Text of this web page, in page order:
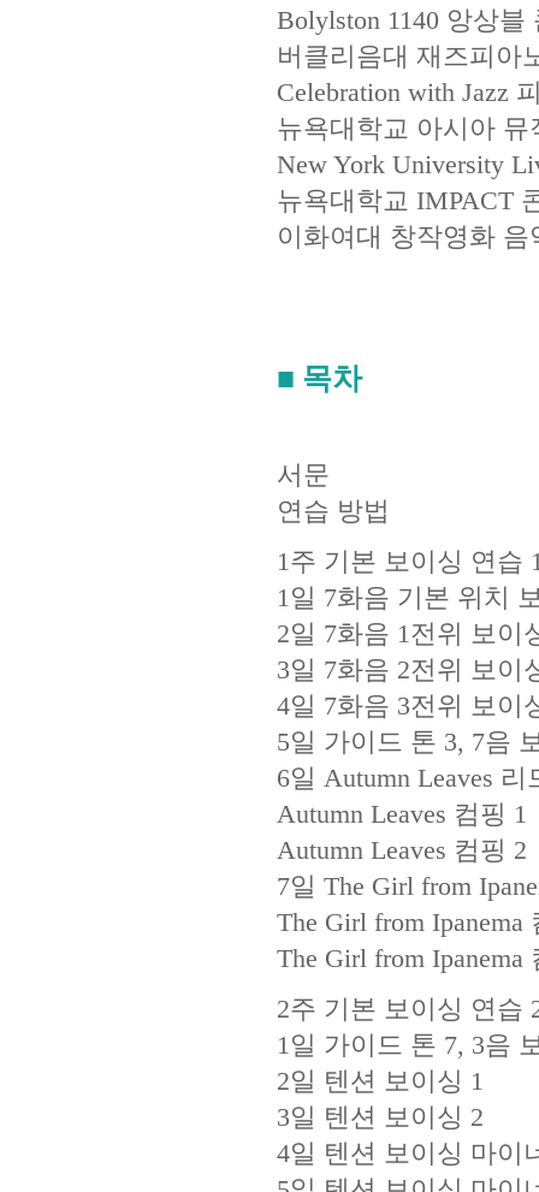
Bolylston 1140 앙상블
버클리음대 재즈피아
Celebration with Jazz
뉴욕대학교 아시아
New York University
뉴욕대학교 IMPACT
이화여대 창작영화
■ 목차
서문
연습 방법
1주 기본 보이싱 연습
1일 7화음 기본 위치
2일 7화음 1전위 보이
3일 7화음 2전위 보이
4일 7화음 3전위 보이
5일 가이드 톤 3, 7음
6일 Autumn Leaves 리
Autumn Leaves 컴핑 1
Autumn Leaves 컴핑 2
7일 The Girl from
The Girl from Ipanema
The Girl from Ipanema
2주 기본 보이싱 연습
1일 가이드 톤 7, 3음
2일 텐션 보이싱 1
3일 텐션 보이싱 2
4일 텐션 보이싱 마이